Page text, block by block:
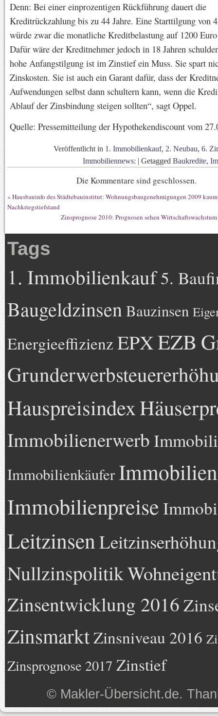
Denn: Bei einer einprozentigen Rückführung dauert die
Kreditrückzahlung bis zu 44 Jahre. Eine Starttilgung von
würde zwar die monatliche Kreditbelastung auf 1200
Dafür wäre der Kreditnehmer jedoch in 18 Jahren
hohe Anfangstilgung ist im Zinstief ein Muss. Sie spart
Zinskosten. Sie ist auch ein Garant dafür, dass der
Aufwendungen selbst dann schultern kann, wenn die
Ablauf der Zinsbindung steigen sollten“, sagt Oppel.
Quelle: Pressemitteilung der Hypothekendiscount vom
Veröffentlicht in 1. Immobilienkauf, 2. Neubau, 6.
Immobiliennews: | Getagged Baukredite,
Die Kommentare sind geschlossen.
« Hausbauinfo des Städtebauinstitut: Wohnungsbaugenehmigungen 2009
Nachkriegstiefstand
Zinsprognose 2010: Prognosen sehen
Tags
1. Immobilienkauf5.
BaugeldzinsenBauzinsen
Energieeffizienz EPXEZB
Hauspreisindex
Immobilienerwerb
Immobilienkäufer
Immobilienpreise
Leitzinsen
Nullzinspolitik
Zinsentwicklung 2016
ZinsmarktZinsniveau 2016
Zinsprognose 2017 Zinstief
© Makler-Übersicht.de.